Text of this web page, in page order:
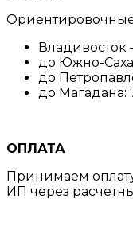
Владивосток
до Южно-
до
до Магадана:
ОПЛАТА
Принимаем
ИП через